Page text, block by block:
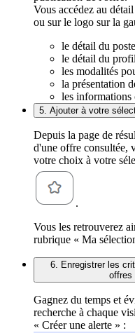
Vous accédez au
ou sur le logo sur la
le détail du
le détail du
les modalités
la présentation
les informations
5. Ajouter à votre
Depuis la page de
d'une offre consultée,
votre choix à votre
.
Vous les retrouverez
rubrique « Ma
6. Enregistrer les
offres
Gagnez du temps et
recherche à chaque
« Créer une alerte » :